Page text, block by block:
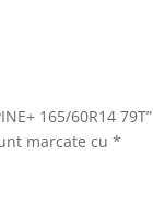
165/60R14 79T”
marcate cu*